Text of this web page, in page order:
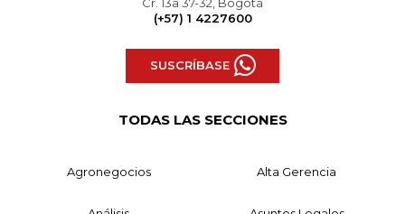
(+57) 1 4227600
SUSCRÍBASE
TODAS LAS SECCIONES
Agronegocios Alta Gerencia